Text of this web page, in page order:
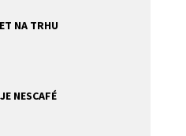
NA TRHU
NESCAFÉ